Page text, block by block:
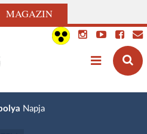
MAGAZIN
Napja